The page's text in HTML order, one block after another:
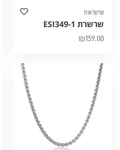
שרשראות
שרשרת ESI349-1
₪159.00